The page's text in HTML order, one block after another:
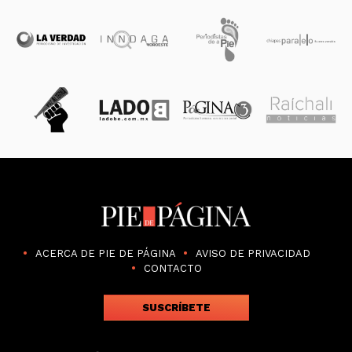
ACERCA DE PIE DE PÁGINA
AVISO DE PRIVACIDAD
CONTACTO
SUSCRÍBETE